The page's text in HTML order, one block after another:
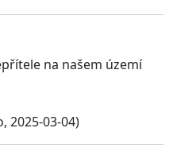
na našem území
2025-03-04)